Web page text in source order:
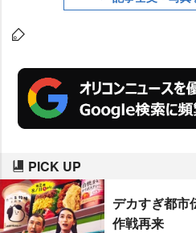
たす状況」(同社)になっ
る。
PICK UP
デカすぎ都市
作戦再来